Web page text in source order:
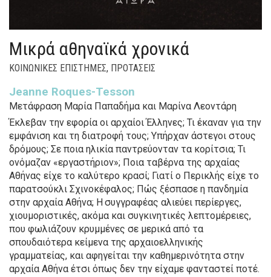
Μικρά αθηναϊκά χρονικά
ΚΟΙΝΩΝΙΚΕΣ ΕΠΙΣΤΗΜΕΣ, ΠΡΟΤΑΣΕΙΣ
Jeanne Roques-Tesson
Μετάφραση Μαρία Παπαδήμα και Μαρίνα Λεοντάρη
Έκλεβαν την εφορία οι αρχαίοι Έλληνες; Τι έκαναν για την
εμφάνιση και τη διατροφή τους; Υπήρχαν άστεγοι στους
δρόμους; Σε ποια ηλικία παντρεύονταν τα κο­ρίτσια; Τι
ονόμαζαν «εργαστήριον»; Ποια ταβέρνα της αρχαίας
Αθήνας είχε το καλύτερο κρασί; Γιατί ο Περικλής είχε το
παρατσούκλι Σχινοκέφαλος; Πώς ξέσπασε η πανδημία
στην αρχαία Αθήνα; Η συγγραφέας αλιεύει περίεργες,
χιουμοριστικές, ακόμα και συγκινητικές λεπτομέρειες,
που φωλιάζουν κρυμμένες σε μερικά από τα
σπουδαιότερα κείμενα της αρχαιοελληνικής
γραμματείας, και αφηγείται την καθημερινότητα στην
αρχαία Αθήνα έτσι όπως δεν την είχαμε φανταστεί ποτέ.